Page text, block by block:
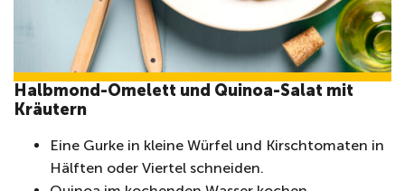
Halbmond-Omelett und Quinoa-Salat mit
Kräutern
Eine Gurke in kleine Würfel und Kirschtomaten in
Hälften oder Viertel schneiden.